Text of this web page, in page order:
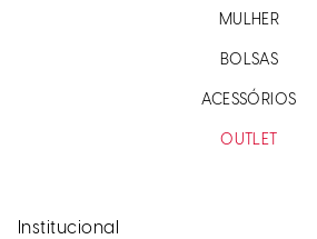
MULHER
BOLSAS
ACESSÓRIOS
OUTLET
Institucional